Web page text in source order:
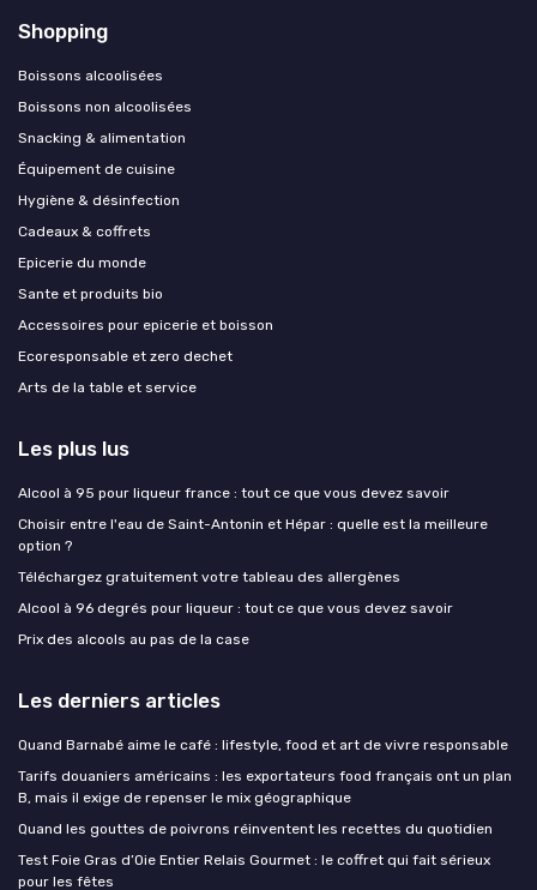
Shopping
Boissons alcoolisées
Boissons non alcoolisées
Snacking & alimentation
Équipement de cuisine
Hygiène & désinfection
Cadeaux & coffrets
Epicerie du monde
Sante et produits bio
Accessoires pour epicerie et boisson
Ecoresponsable et zero dechet
Arts de la table et service
Les plus lus
Alcool à 95 pour liqueur france : tout ce que vous devez savoir
Choisir entre l'eau de Saint-Antonin et Hépar : quelle est la meilleure
option ?
Téléchargez gratuitement votre tableau des allergènes
Alcool à 96 degrés pour liqueur : tout ce que vous devez savoir
Prix des alcools au pas de la case
Les derniers articles
Quand Barnabé aime le café : lifestyle, food et art de vivre responsable
Tarifs douaniers américains : les exportateurs food français ont un plan
B, mais il exige de repenser le mix géographique
Quand les gouttes de poivrons réinventent les recettes du quotidien
Test Foie Gras d’Oie Entier Relais Gourmet : le coffret qui fait sérieux
pour les fêtes